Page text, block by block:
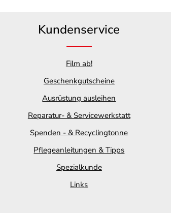
Kundenservice
Film ab!
Geschenkgutscheine
Ausrüstung ausleihen
Reparatur- & Servicewerkstatt
Spenden - & Recyclingtonne
Pflegeanleitungen & Tipps
Spezialkunde
Links